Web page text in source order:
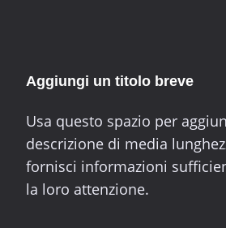
Aggiungi un titolo breve
Usa questo spazio per
descrizione di media
fornisci informazioni
la loro attenzione.